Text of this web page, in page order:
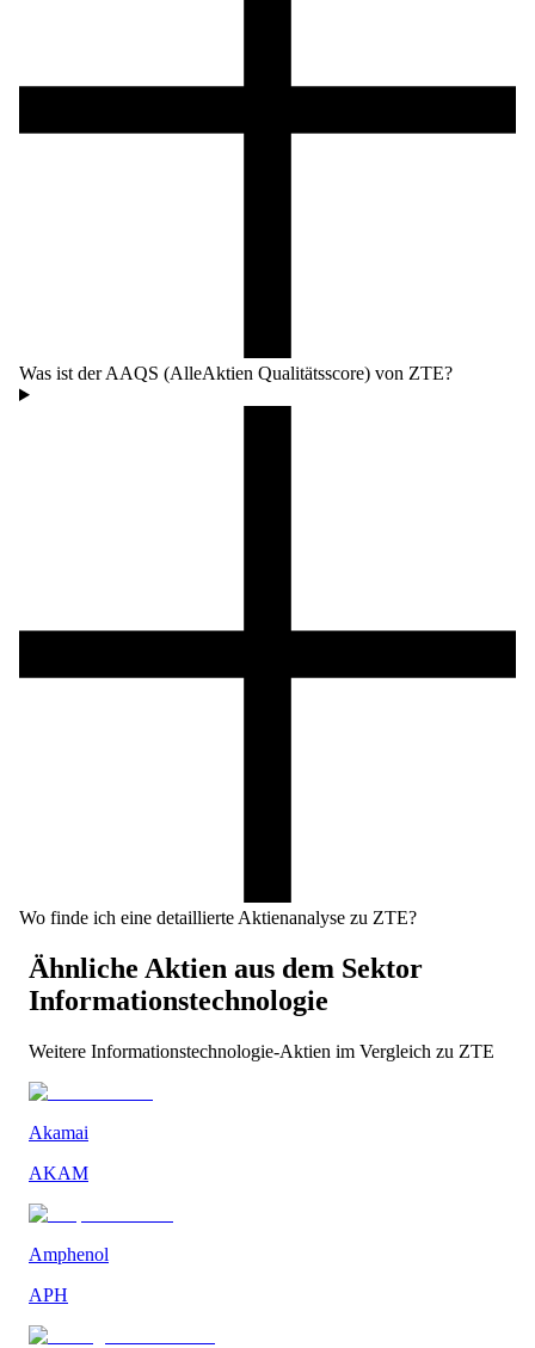
Was ist der AAQS (AlleAktien Qualitätsscore) von ZTE?
Wo finde ich eine detaillierte Aktienanalyse zu ZTE?
Ähnliche Aktien aus dem Sektor
Informationstechnologie
Weitere Informationstechnologie-Aktien im Vergleich zu ZTE
Akamai
AKAM
Amphenol
APH